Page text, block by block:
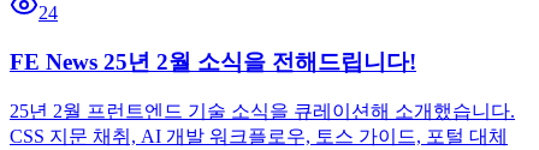
24
FE News 25년 2월 소식을 전해드립니다!
25년 2월 프런트엔드 기술 소식을 큐레이션해 소개했습니다.
CSS 지문 채취, AI 개발 워크플로우, 토스 가이드, 포털 대체